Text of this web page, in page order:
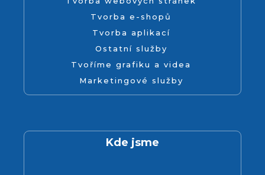
Tvorba e-shopů
Tvorba aplikací
Ostatní služby
Tvoříme grafiku a videa
Marketingové služby
Kde jsme